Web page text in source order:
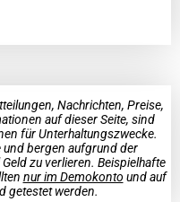
Nachrichten, Preise,
auf dieser Seite, sind
für Unterhaltungszwecke.
bergen aufgrund der
zu verlieren. Beispielhafte
nur im Demokonto und auf
getestet werden.